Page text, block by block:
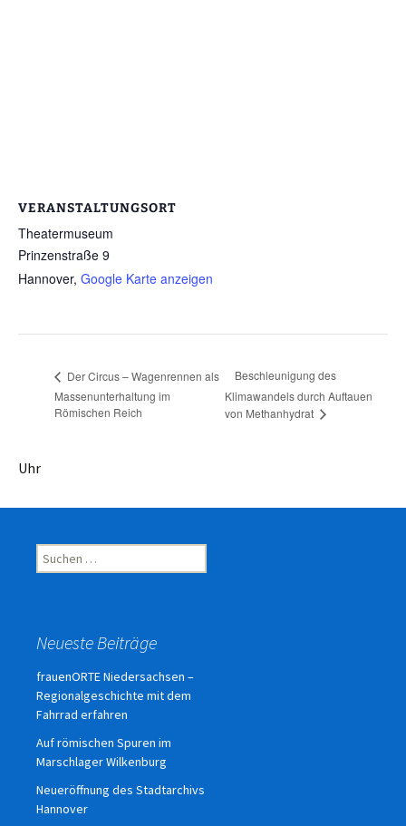
VERANSTALTUNGSORT
Theatermuseum
Prinzenstraße 9
Hannover, Google Karte anzeigen
Der Circus – Wagenrennen als
Massenunterhaltung im
Römischen Reich
Beschleunigung des
Klimawandels durch Auftauen
von Methanhydrat
Uhr
Suchen
nach:
Neueste Beiträge
frauenORTE Niedersachsen –
Regionalgeschichte mit dem
Fahrrad erfahren
Auf römischen Spuren im
Marschlager Wilkenburg
Neueröffnung des Stadtarchivs
Hannover